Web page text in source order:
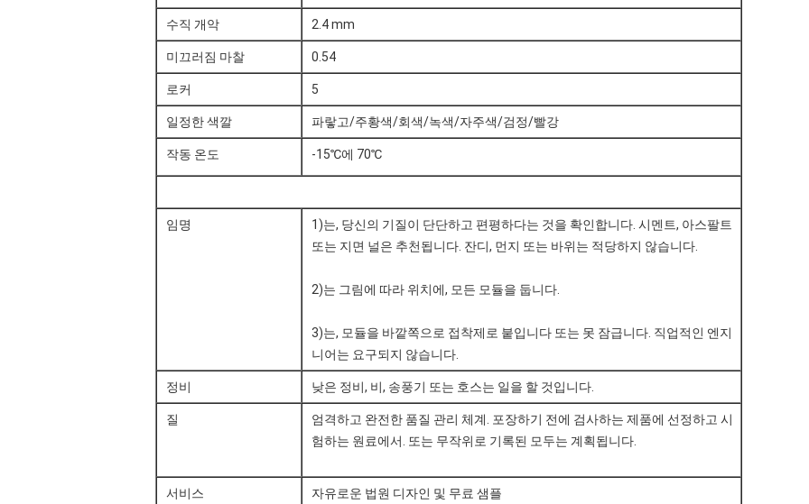
수직 개악 2.4 mm
미끄러짐 마찰 0.54
로커 5
일정한 색깔 파랗고/주황색/회색/녹색/자주색/검정/빨강
작동 온도 -15℃에 70℃
임명
1)는, 당신의 기질이 단단하고 편평하다는 것을 확인합니다. 시멘트, 아스팔트
또는 지면 널은 추천됩니다. 잔디, 먼지 또는 바위는 적당하지 않습니다.
2)는 그림에 따라 위치에, 모든 모듈을 둡니다.
3)는, 모듈을 바깥쪽으로 접착제로 붙입니다 또는 못 잠급니다. 직업적인 엔지
니어는 요구되지 않습니다.
정비 낮은 정비, 비, 송풍기 또는 호스는 일을 할 것입니다.
질
엄격하고 완전한 품질 관리 체계. 포장하기 전에 검사하는 제품에 선정하고 시
험하는 원료에서. 또는 무작위로 기록된 모두는 계획됩니다.
서비스 자유로운 법원 디자인 및 무료 샘플